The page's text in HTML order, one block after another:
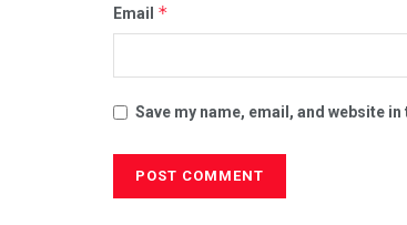
Email *
Save my name, email, and website